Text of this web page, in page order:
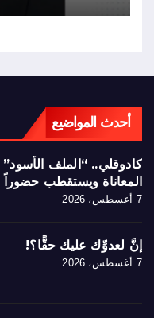
أحدث المواضيع
كادوقلي.. “الملف الأسود”
المعاناة ويستقطب حضوراً
7 أغسطس، 2026
إنَّ لعدوِّك عليك حقًّا؟!
7 أغسطس، 2026